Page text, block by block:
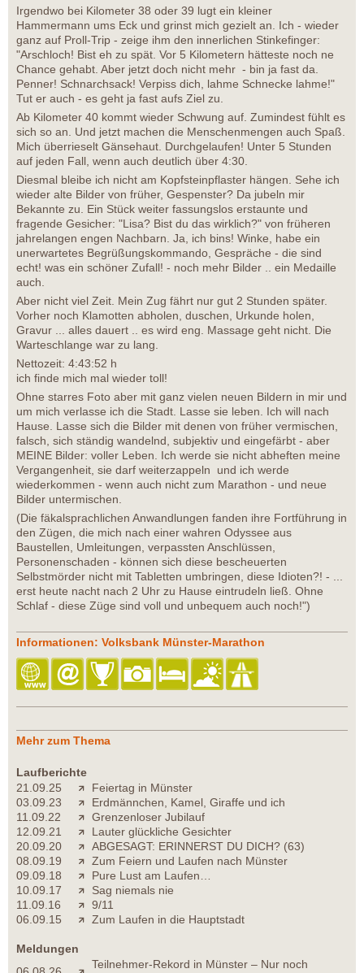
Irgendwo bei Kilometer 38 oder 39 lugt ein kleiner
Hammermann ums Eck und grinst mich gezielt an. Ich - wieder
ganz auf Proll-Trip - zeige ihm den innerlichen Stinkefinger:
"Arschloch! Bist eh zu spät. Vor 5 Kilometern hätteste noch ne
Chance gehabt. Aber jetzt doch nicht mehr - bin ja fast da.
Penner! Schnarchsack! Verpiss dich, lahme Schnecke lahme!"
Tut er auch - es geht ja fast aufs Ziel zu.
Ab Kilometer 40 kommt wieder Schwung auf. Zumindest fühlt es
sich so an. Und jetzt machen die Menschenmengen auch Spaß.
Mich überrieselt Gänsehaut. Durchgelaufen! Unter 5 Stunden
auf jeden Fall, wenn auch deutlich über 4:30.
Diesmal bleibe ich nicht am Kopfsteinpflaster hängen. Sehe ich
wieder alte Bilder von früher, Gespenster? Da jubeln mir
Bekannte zu. Ein Stück weiter fassungslos erstaunte und
fragende Gesicher: "Lisa? Bist du das wirklich?" von früheren
jahrelangen engen Nachbarn. Ja, ich bins! Winke, habe ein
unerwartetes Begrüßungskommando, Gespräche - die sind
echt! was ein schöner Zufall! - noch mehr Bilder .. ein Medaille
auch.
Aber nicht viel Zeit. Mein Zug fährt nur gut 2 Stunden später.
Vorher noch Klamotten abholen, duschen, Urkunde holen,
Gravur ... alles dauert .. es wird eng. Massage geht nicht. Die
Warteschlange war zu lang.
Nettozeit: 4:43:52 h
ich finde mich mal wieder toll!
Ohne starres Foto aber mit ganz vielen neuen Bildern in mir und
um mich verlasse ich die Stadt. Lasse sie leben. Ich will nach
Hause. Lasse sich die Bilder mit denen von früher vermischen,
falsch, sich ständig wandelnd, subjektiv und eingefärbt - aber
MEINE Bilder: voller Leben. Ich werde sie nicht abheften meine
Vergangenheit, sie darf weiterzappeln und ich werde
wiederkommen - wenn auch nicht zum Marathon - und neue
Bilder untermischen.
(Die fäkalsprachlichen Anwandlungen fanden ihre Fortführung in
den Zügen, die mich nach einer wahren Odyssee aus
Baustellen, Umleitungen, verpassten Anschlüssen,
Personenschaden - können sich diese bescheuerten
Selbstmörder nicht mit Tabletten umbringen, diese Idioten?! - ...
erst heute nacht nach 2 Uhr zu Hause eintrudeln ließ. Ohne
Schlaf - diese Züge sind voll und unbequem auch noch!")
Informationen: Volksbank Münster-Marathon
Mehr zum Thema
Laufberichte
21.09.25
Feiertag in Münster
03.09.23
Erdmännchen, Kamel, Giraffe und ich
11.09.22
Grenzenloser Jubilauf
12.09.21
Lauter glückliche Gesichter
20.09.20
ABGESAGT: ERINNERST DU DICH? (63)
08.09.19
Zum Feiern und Laufen nach Münster
09.09.18
Pure Lust am Laufen…
10.09.17
Sag niemals nie
11.09.16
9/11
06.09.15
Zum Laufen in die Hauptstadt
Meldungen
Teilnehmer-Rekord in Münster – Nur noch